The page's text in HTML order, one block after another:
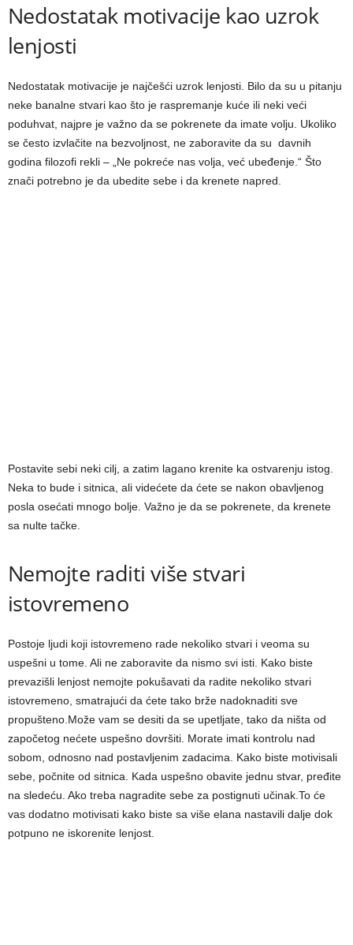
Nedostatak motivacije kao uzrok
lenjosti
Nedostatak motivacije je najčešći uzrok lenjosti. Bilo da su u pitanju
neke banalne stvari kao što je raspremanje kuće ili neki veći
poduhvat, najpre je važno da se pokrenete da imate volju. Ukoliko
se često izvlačite na bezvoljnost, ne zaboravite da su davnih
godina filozofi rekli – „Ne pokreće nas volja, već ubeđenje.“ Što
znači potrebno je da ubedite sebe i da krenete napred.
Postavite sebi neki cilj, a zatim lagano krenite ka ostvarenju istog.
Neka to bude i sitnica, ali videćete da ćete se nakon obavljenog
posla osećati mnogo bolje. Važno je da se pokrenete, da krenete
sa nulte tačke.
Nemojte raditi više stvari
istovremeno
Postoje ljudi koji istovremeno rade nekoliko stvari i veoma su
uspešni u tome. Ali ne zaboravite da nismo svi isti. Kako biste
prevazišli lenjost nemojte pokušavati da radite nekoliko stvari
istovremeno, smatrajući da ćete tako brže nadoknaditi sve
propušteno.Može vam se desiti da se upetljate, tako da ništa od
započetog nećete uspešno dovršiti. Morate imati kontrolu nad
sobom, odnosno nad postavljenim zadacima. Kako biste motivisali
sebe, počnite od sitnica. Kada uspešno obavite jednu stvar, pređite
na sledeću. Ako treba nagradite sebe za postignuti učinak.To će
vas dodatno motivisati kako biste sa više elana nastavili dalje dok
potpuno ne iskorenite lenjost.